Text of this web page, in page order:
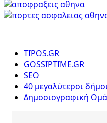
TIPOS.GR
GOSSIPTIME.GR
SEO
40 μεγαλύτεροι
Δημοσιογραφική